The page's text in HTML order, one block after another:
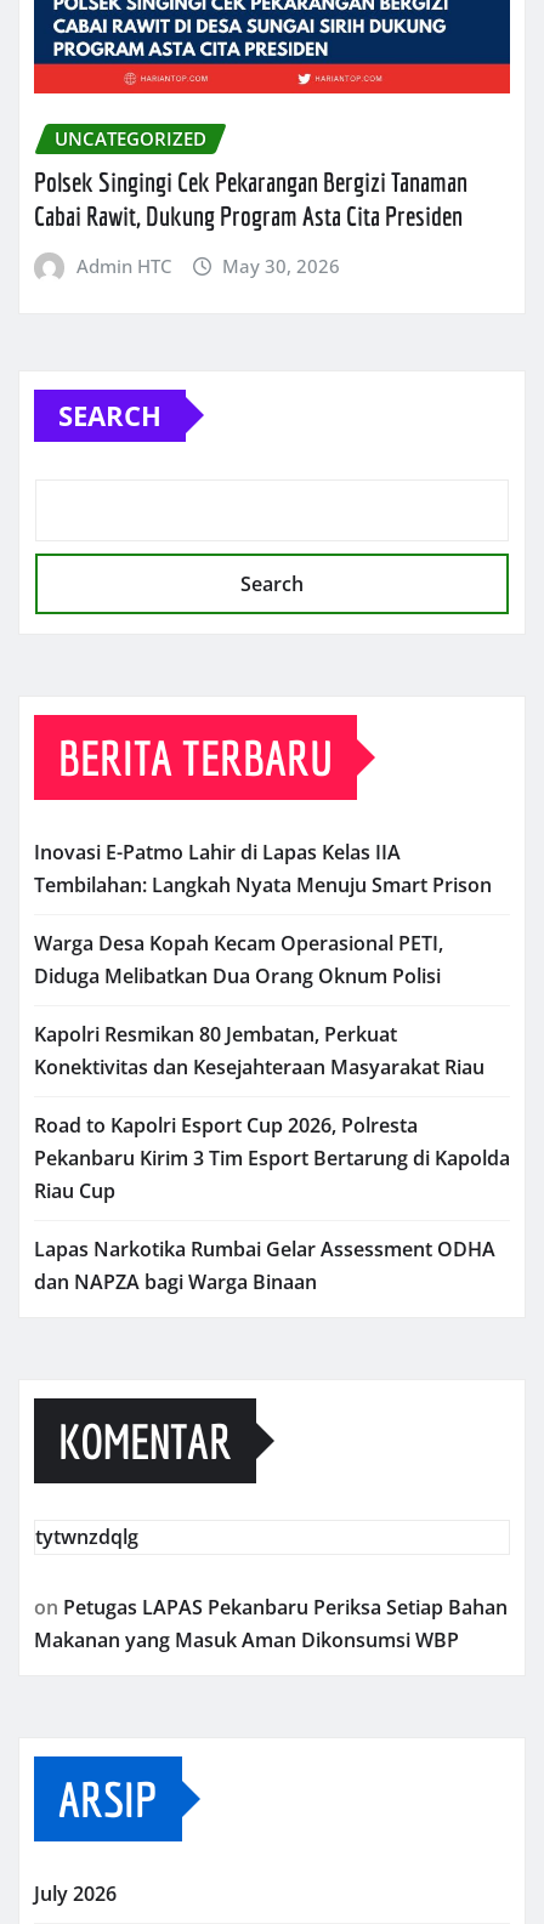
UNCATEGORIZED
Polsek Singingi Cek Pekarangan Bergizi Tanaman
Cabai Rawit, Dukung Program Asta Cita Presiden
Admin HTC May 30, 2026
SEARCH
Search
BERITA TERBARU
Inovasi E-Patmo Lahir di Lapas Kelas IIA
Tembilahan: Langkah Nyata Menuju Smart Prison
Warga Desa Kopah Kecam Operasional PETI,
Diduga Melibatkan Dua Orang Oknum Polisi
Kapolri Resmikan 80 Jembatan, Perkuat
Konektivitas dan Kesejahteraan Masyarakat Riau
Road to Kapolri Esport Cup 2026, Polresta
Pekanbaru Kirim 3 Tim Esport Bertarung di Kapolda
Riau Cup
Lapas Narkotika Rumbai Gelar Assessment ODHA
dan NAPZA bagi Warga Binaan
KOMENTAR
tytwnzdqlg
on Petugas LAPAS Pekanbaru Periksa Setiap Bahan
Makanan yang Masuk Aman Dikonsumsi WBP
ARSIP
July 2026